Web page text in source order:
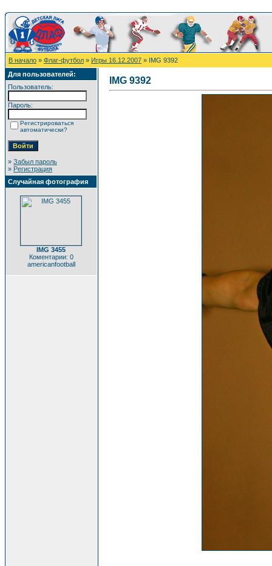
В начало » Флаг-футбол » Игры 16.12.2007 » IMG 9392
Для пользователей:
Пользователь:
Пароль:
Регистрироваться
автоматически?
» Забыл пароль
» Регистрация
Случайная фотография
IMG 3455
Коментарии: 0
americanfootball
IMG 9392